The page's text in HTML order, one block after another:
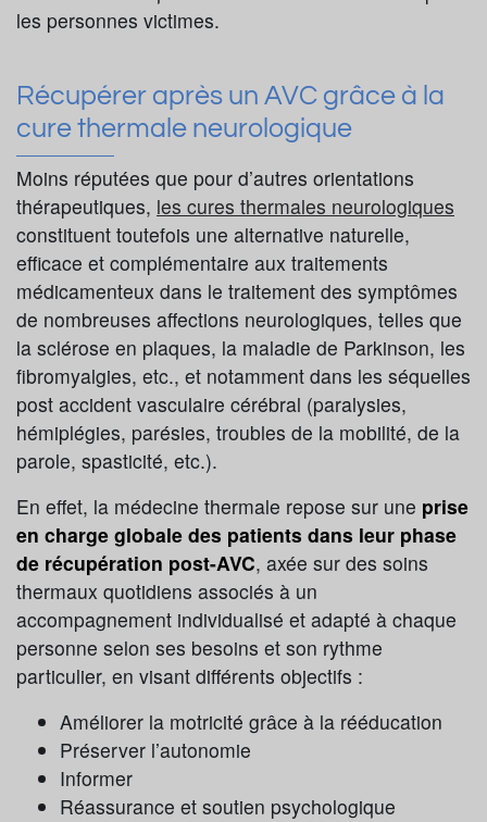
les personnes victimes.
Récupérer après un AVC grâce à la
cure thermale neurologique
Moins réputées que pour d’autres orientations
thérapeutiques, les cures thermales neurologiques
constituent toutefois une alternative naturelle,
efficace et complémentaire aux traitements
médicamenteux dans le traitement des symptômes
de nombreuses affections neurologiques, telles que
la sclérose en plaques, la maladie de Parkinson, les
fibromyalgies, etc., et notamment dans les séquelles
post accident vasculaire cérébral (paralysies,
hémiplégies, parésies, troubles de la mobilité, de la
parole, spasticité, etc.).
En effet, la médecine thermale repose sur une prise
en charge globale des patients dans leur phase
de récupération post-AVC, axée sur des soins
thermaux quotidiens associés à un
accompagnement individualisé et adapté à chaque
personne selon ses besoins et son rythme
particulier, en visant différents objectifs :
Améliorer la motricité grâce à la rééducation
Préserver l’autonomie
Informer
Réassurance et soutien psychologique